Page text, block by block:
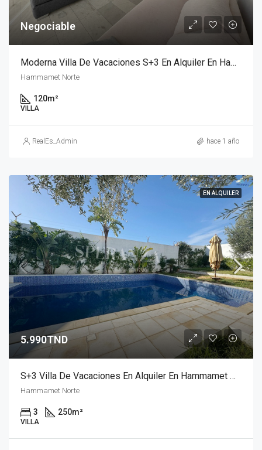
Negociable
Moderna Villa De Vacaciones S+3 En Alquiler En Hammamet Nord Con Vistas Al Mar
Hammamet Norte
120m²
VILLA
RealEs_Admin hace 1 año
EN ALQUILER
5.990TND
S+3 Villa De Vacaciones En Alquiler En Hammamet Nord Con Vistas Al Mar Y Piscina
Hammamet Norte
3 250m²
VILLA